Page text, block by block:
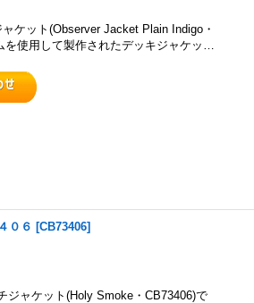
ケット(Observer Jacket Plain Indigo・
を使用して製作されたデッキジャケッ…
０６ [CB73406]
ジャケット(Holy Smoke・CB73406)で